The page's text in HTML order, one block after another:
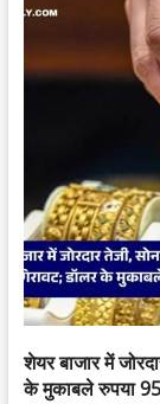
शेयर बाजार में
के मुकाबले रुपया